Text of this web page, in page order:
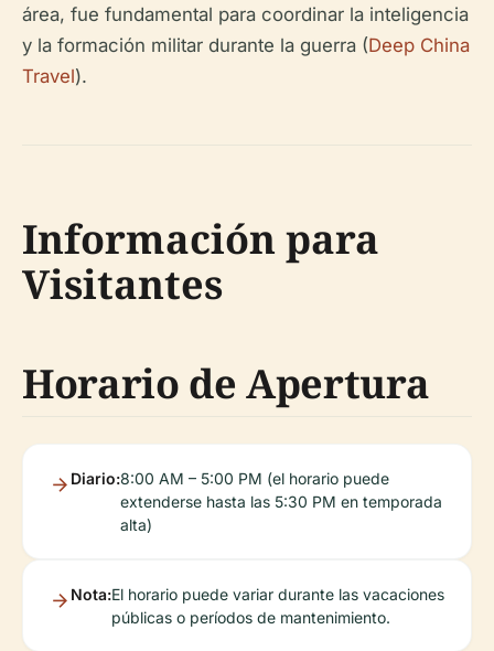
área, fue fundamental para coordinar la inteligencia
y la formación militar durante la guerra (Deep China
Travel).
Información para
Visitantes
Horario de Apertura
Diario:8:00 AM – 5:00 PM (el horario puede
extenderse hasta las 5:30 PM en temporada
alta)
Nota:El horario puede variar durante las vacaciones
públicas o períodos de mantenimiento.